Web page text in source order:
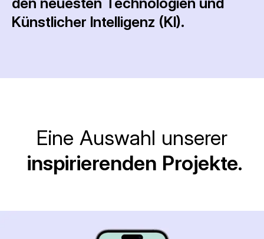
Künstlicher Intelligenz (KI).
Eine Auswahl unserer
inspirierenden Projekte.